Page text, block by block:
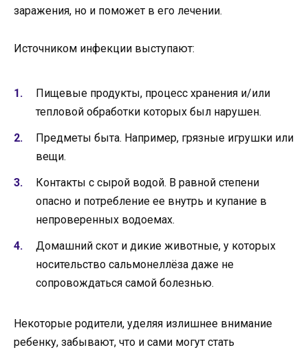
заражения, но и поможет в его лечении.
Источником инфекции выступают:
Пищевые продукты, процесс хранения и/или
тепловой обработки которых был нарушен.
Предметы быта. Например, грязные игрушки или
вещи.
Контакты с сырой водой. В равной степени
опасно и потребление ее внутрь и купание в
непроверенных водоемах.
Домашний скот и дикие животные, у которых
носительство сальмонеллёза даже не
сопровождаться самой болезнью.
Некоторые родители, уделяя излишнее внимание
ребенку, забывают, что и сами могут стать